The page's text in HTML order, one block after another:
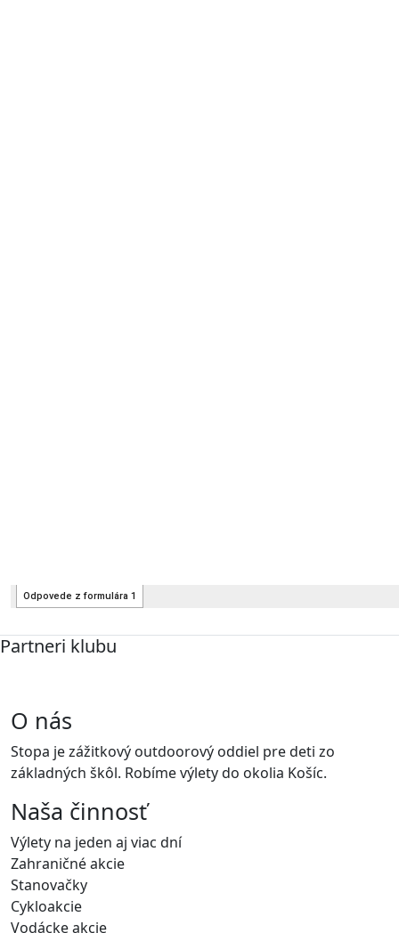
Partneri klubu
O nás
Stopa je zážitkový outdoorový oddiel pre deti zo
základných škôl. Robíme výlety do okolia Košíc.
Naša činnosť
Výlety na jeden aj viac dní
Zahraničné akcie
Stanovačky
Cykloakcie
Vodácke akcie